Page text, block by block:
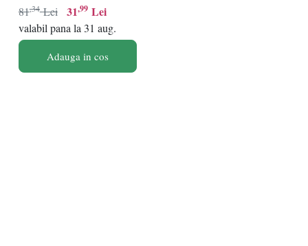
31,99 Lei
81,34 Lei
valabil pana la 31 aug.
Adauga in cos